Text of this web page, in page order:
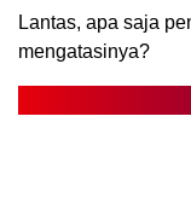
Lantas, apa saja
mengatasinya?